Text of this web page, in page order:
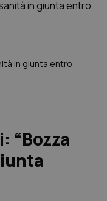
in giunta entro
“Bozza